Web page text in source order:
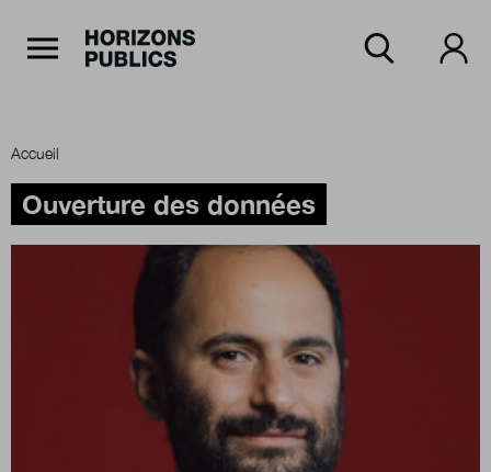
Accueil
Rubriques
Thèmes
Accueil
Ouverture des données